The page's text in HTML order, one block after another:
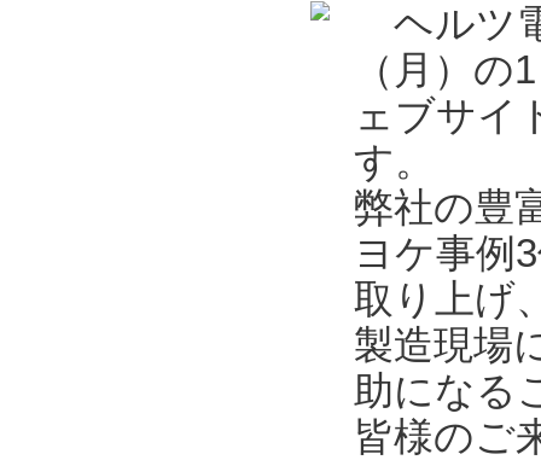
ヘルツ
（月）
ェブサイ
す。
弊社の豊
ヨケ事例
取り上げ
製造現場
助になる
皆様のご